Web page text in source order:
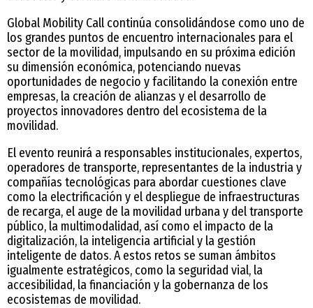
Global Mobility Call continúa consolidándose como uno de
los grandes puntos de encuentro internacionales para el
sector de la movilidad, impulsando en su próxima edición
su dimensión económica, potenciando nuevas
oportunidades de negocio y facilitando la conexión entre
empresas, la creación de alianzas y el desarrollo de
proyectos innovadores dentro del ecosistema de la
movilidad.
El evento reunirá a responsables institucionales, expertos,
operadores de transporte, representantes de la industria y
compañías tecnológicas para abordar cuestiones clave
como la electrificación y el despliegue de infraestructuras
de recarga, el auge de la movilidad urbana y del transporte
público, la multimodalidad, así como el impacto de la
digitalización, la inteligencia artificial y la gestión
inteligente de datos. A estos retos se suman ámbitos
igualmente estratégicos, como la seguridad vial, la
accesibilidad, la financiación y la gobernanza de los
ecosistemas de movilidad.